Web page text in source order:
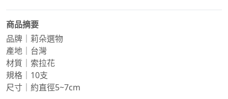
商品摘要
品牌｜莉朵選物
產地｜台灣
材質｜索拉花
規格｜10支
尺寸｜約直徑5~7cm